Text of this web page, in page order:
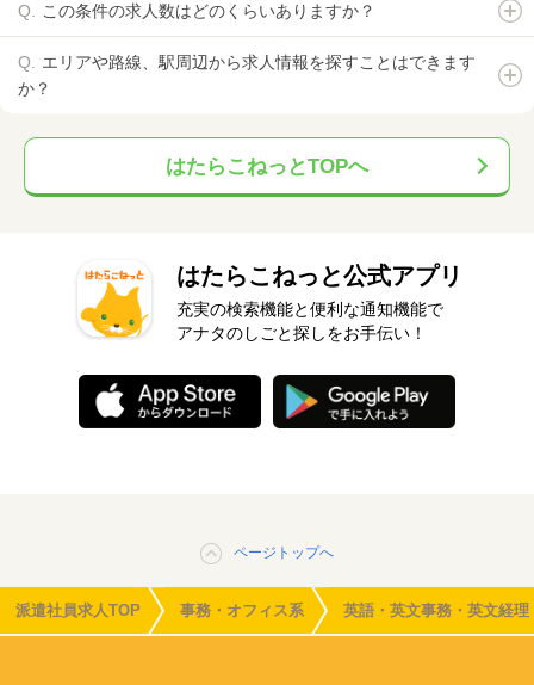
この条件の求人数はどのくらいありますか？
エリアや路線、駅周辺から求人情報を探すことはできます
か？
はたらこねっとTOPへ
はたらこねっと公式アプリ
充実の検索機能と便利な通知機能で
アナタのしごと探しをお手伝い！
ページトップへ
派遣社員求人TOP 事務・オフィス系 英語・英文事務・英文経理